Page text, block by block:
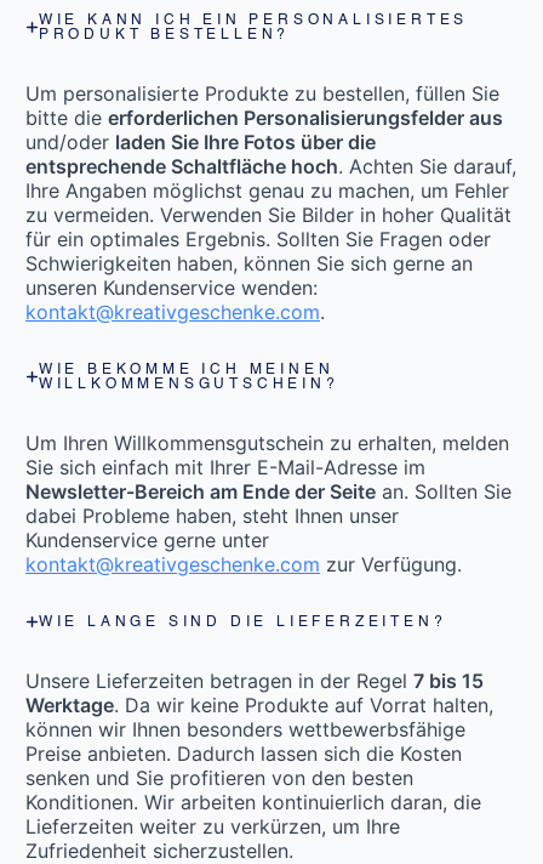
WIE KANN ICH EIN PERSONALISIERTES
PRODUKT BESTELLEN?
Um personalisierte Produkte zu bestellen, füllen Sie
bitte die erforderlichen Personalisierungsfelder aus
und/oder laden Sie Ihre Fotos über die
entsprechende Schaltfläche hoch. Achten Sie darauf,
Ihre Angaben möglichst genau zu machen, um Fehler
zu vermeiden. Verwenden Sie Bilder in hoher Qualität
für ein optimales Ergebnis. Sollten Sie Fragen oder
Schwierigkeiten haben, können Sie sich gerne an
unseren Kundenservice wenden:
kontakt@kreativgeschenke.com.
WIE BEKOMME ICH MEINEN
WILLKOMMENSGUTSCHEIN?
Um Ihren Willkommensgutschein zu erhalten, melden
Sie sich einfach mit Ihrer E-Mail-Adresse im
Newsletter-Bereich am Ende der Seite an. Sollten Sie
dabei Probleme haben, steht Ihnen unser
Kundenservice gerne unter
kontakt@kreativgeschenke.com zur Verfügung.
WIE LANGE SIND DIE LIEFERZEITEN?
Unsere Lieferzeiten betragen in der Regel 7 bis 15
Werktage. Da wir keine Produkte auf Vorrat halten,
können wir Ihnen besonders wettbewerbsfähige
Preise anbieten. Dadurch lassen sich die Kosten
senken und Sie profitieren von den besten
Konditionen. Wir arbeiten kontinuierlich daran, die
Lieferzeiten weiter zu verkürzen, um Ihre
Zufriedenheit sicherzustellen.